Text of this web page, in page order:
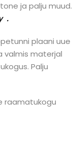
ja palju muud.
.
plaani uue
valmis materjal
Palju
raamatukogu